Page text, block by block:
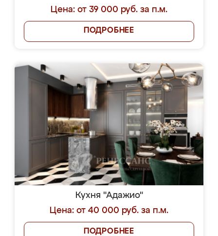
Цена: от 39 000 руб. за п.м.
ПОДРОБНЕЕ
Кухня "Адажио"
Цена: от 40 000 руб. за п.м.
ПОДРОБНЕЕ